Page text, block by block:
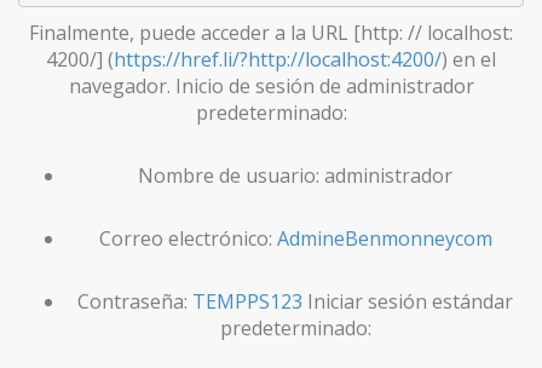
Finalmente, puede acceder a la URL [http: // localhost:
4200/] (https://href.li/?http://localhost:4200/) en el
navegador. Inicio de sesión de administrador
predeterminado:
Nombre de usuario: administrador
Correo electrónico: AdmineBenmonneycom
Contraseña: TEMPPS123 Iniciar sesión estándar
predeterminado: